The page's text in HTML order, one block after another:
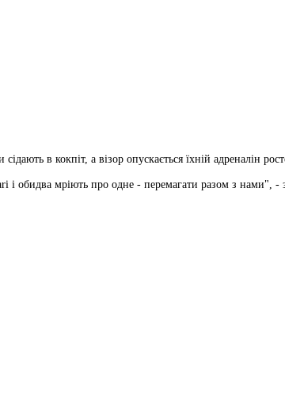
в кокпіт, а візор опускається їхній адреналін
і обидва мріють про одне - перемагати разом з нами", -